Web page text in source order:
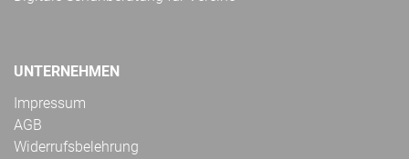
UNTERNEHMEN
Impressum
AGB
Widerrufsbelehrung